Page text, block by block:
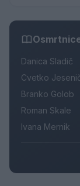
Danica Sladič
Cvetko
Branko Golob
Roman Skale
Ivana Mernik